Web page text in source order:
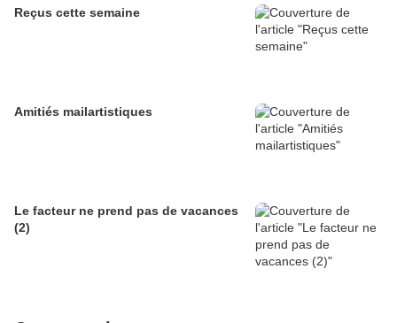
Reçus cette semaine
Amitiés mailartistiques
Le facteur ne prend pas de vacances
(2)